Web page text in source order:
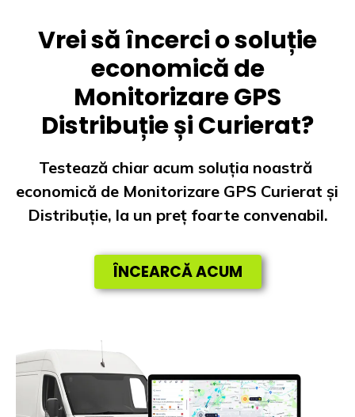
Vrei să încerci o soluție
economică de
Monitorizare GPS
Distribuție și Curierat?
Testează chiar acum soluția noastră
economică de Monitorizare GPS Curierat și
Distribuție, la un preț foarte convenabil.
ÎNCEARCĂ ACUM